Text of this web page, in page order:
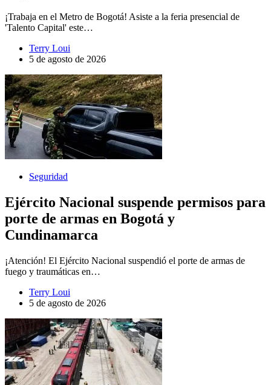
¡Trabaja en el Metro de Bogotá! Asiste a la feria presencial de
'Talento Capital' este…
Terry Loui
5 de agosto de 2026
Seguridad
Ejército Nacional suspende permisos para
porte de armas en Bogotá y
Cundinamarca
¡Atención! El Ejército Nacional suspendió el porte de armas de
fuego y traumáticas en…
Terry Loui
5 de agosto de 2026